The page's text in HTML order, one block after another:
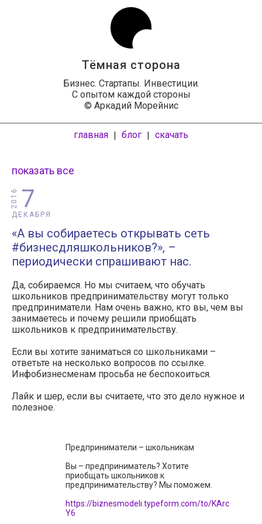
Тёмная сторона
Бизнес. Стартапы. Инвестиции.
С опытом каждой стороны
© Аркадий Морейнис
главная | блог | скачать
показать все
7
ДЕКАБРЯ
2016
«А вы собираетесь открывать сеть
#бизнесдляшкольников?», –
периодически спрашивают нас.
Да, собираемся. Но мы считаем, что обучать
школьников предпринимательству могут только
предприниматели. Нам очень важно, кто вы, чем вы
занимаетесь и почему решили приобщать
школьников к предпринимательству.
Если вы хотите заниматься со школьниками –
ответьте на несколько вопросов по ссылке.
Инфобизнесменам просьба не беспокоиться.
Лайк и шер, если вы считаете, что это дело нужное и
полезное.
Предприниматели – школьникам
Вы – предприниматель? Хотите
приобщать школьников к
предпринимательству? Мы поможем.
https://biznesmodeli.typeform.com/to/KArc
Y6